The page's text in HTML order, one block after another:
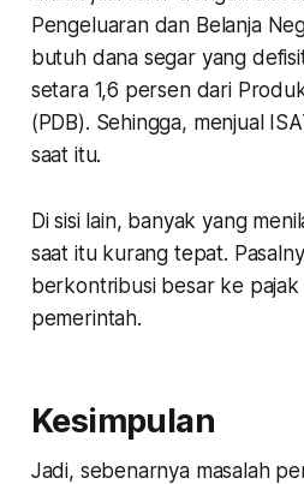
Pengeluaran dan Belanja
butuh dana segar yang
setara 1,6 persen dari
(PDB). Sehingga, menjual
saat itu.
Di sisi lain, banyak yang
saat itu kurang tepat.
berkontribusi besar ke
pemerintah.
Kesimpulan
Jadi, sebenarnya masalah